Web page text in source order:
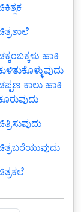
ಹಾಕಿ
ಕಾಲು ಹಾಕಿ